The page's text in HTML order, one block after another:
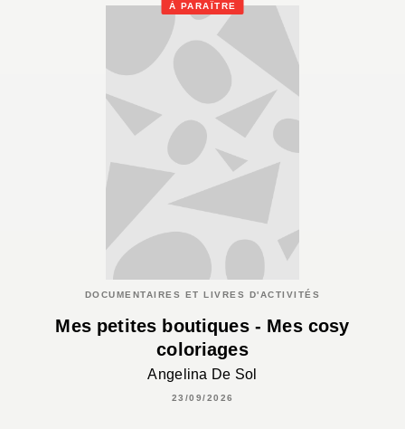
À PARAÎTRE
DOCUMENTAIRES ET LIVRES D'ACTIVITÉS
Mes petites boutiques - Mes cosy
coloriages
Angelina De Sol
23/09/2026